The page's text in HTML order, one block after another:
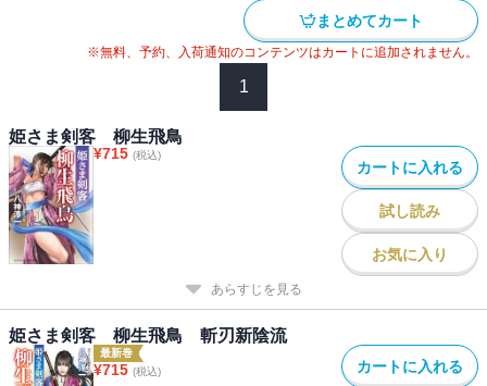
まとめてカート
※無料、予約、入荷通知のコンテンツはカートに追加されません。
1
姫さま剣客 柳生飛鳥
¥715 (税込)
カートに入れる
試し読み
お気に入り
あらすじを見る
姫さま剣客 柳生飛鳥 斬刃新陰流
最新巻
¥715 (税込) カートに入れる